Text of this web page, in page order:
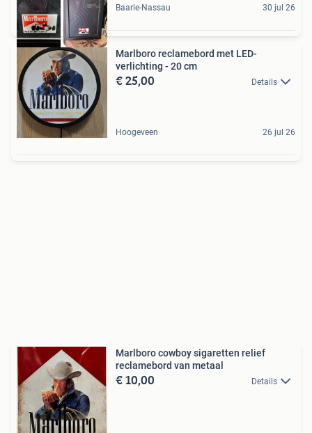
Baarle-Nassau 30 jul 26
Marlboro reclamebord met LED-
verlichting - 20 cm
€ 25,00 Details
Hoogeveen 26 jul 26
Marlboro cowboy sigaretten relief
reclamebord van metaal
€ 10,00 Details